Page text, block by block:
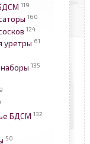
119
160
124
уретры 61
135
БДСМ 132
50